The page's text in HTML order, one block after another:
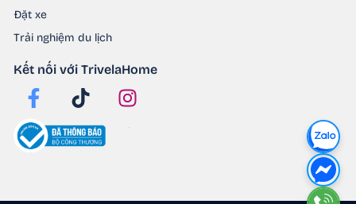
Đặt xe
Trải nghiệm du lịch
Kết nối với TrivelaHome